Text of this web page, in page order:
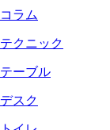
コラム
テクニック
テーブル
デスク